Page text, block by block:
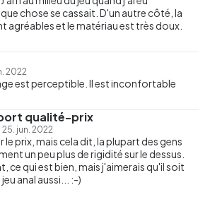
chose se cassait. D'un autre côté, la
agréables et le matériau est très doux.
2022
est perceptible. Il est inconfortable
qualité-prix
25. jun. 2022
prix, mais cela dit, la plupart des gens
un peu plus de rigidité sur le dessus.
ce qui est bien, mais j'aimerais qu'il soit
anal aussi... :-)